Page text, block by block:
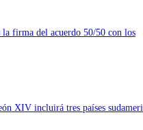
firma del acuerdo 50/50 con los
XIV incluirá tres países